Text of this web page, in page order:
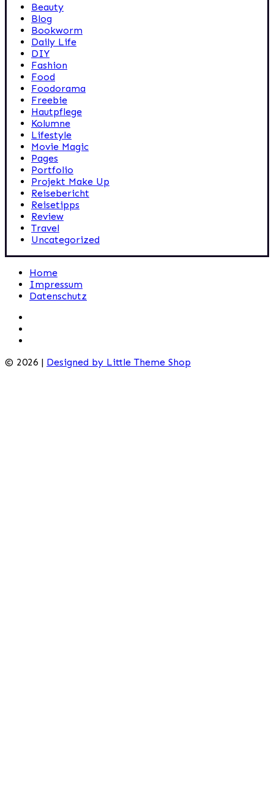
Beauty
Blog
Bookworm
Daily Life
DIY
Fashion
Food
Foodorama
Freebie
Hautpflege
Kolumne
Lifestyle
Movie Magic
Pages
Portfolio
Projekt Make Up
Reisebericht
Reisetipps
Review
Travel
Uncategorized
Home
Impressum
Datenschutz
© 2026 | Designed by Little Theme Shop